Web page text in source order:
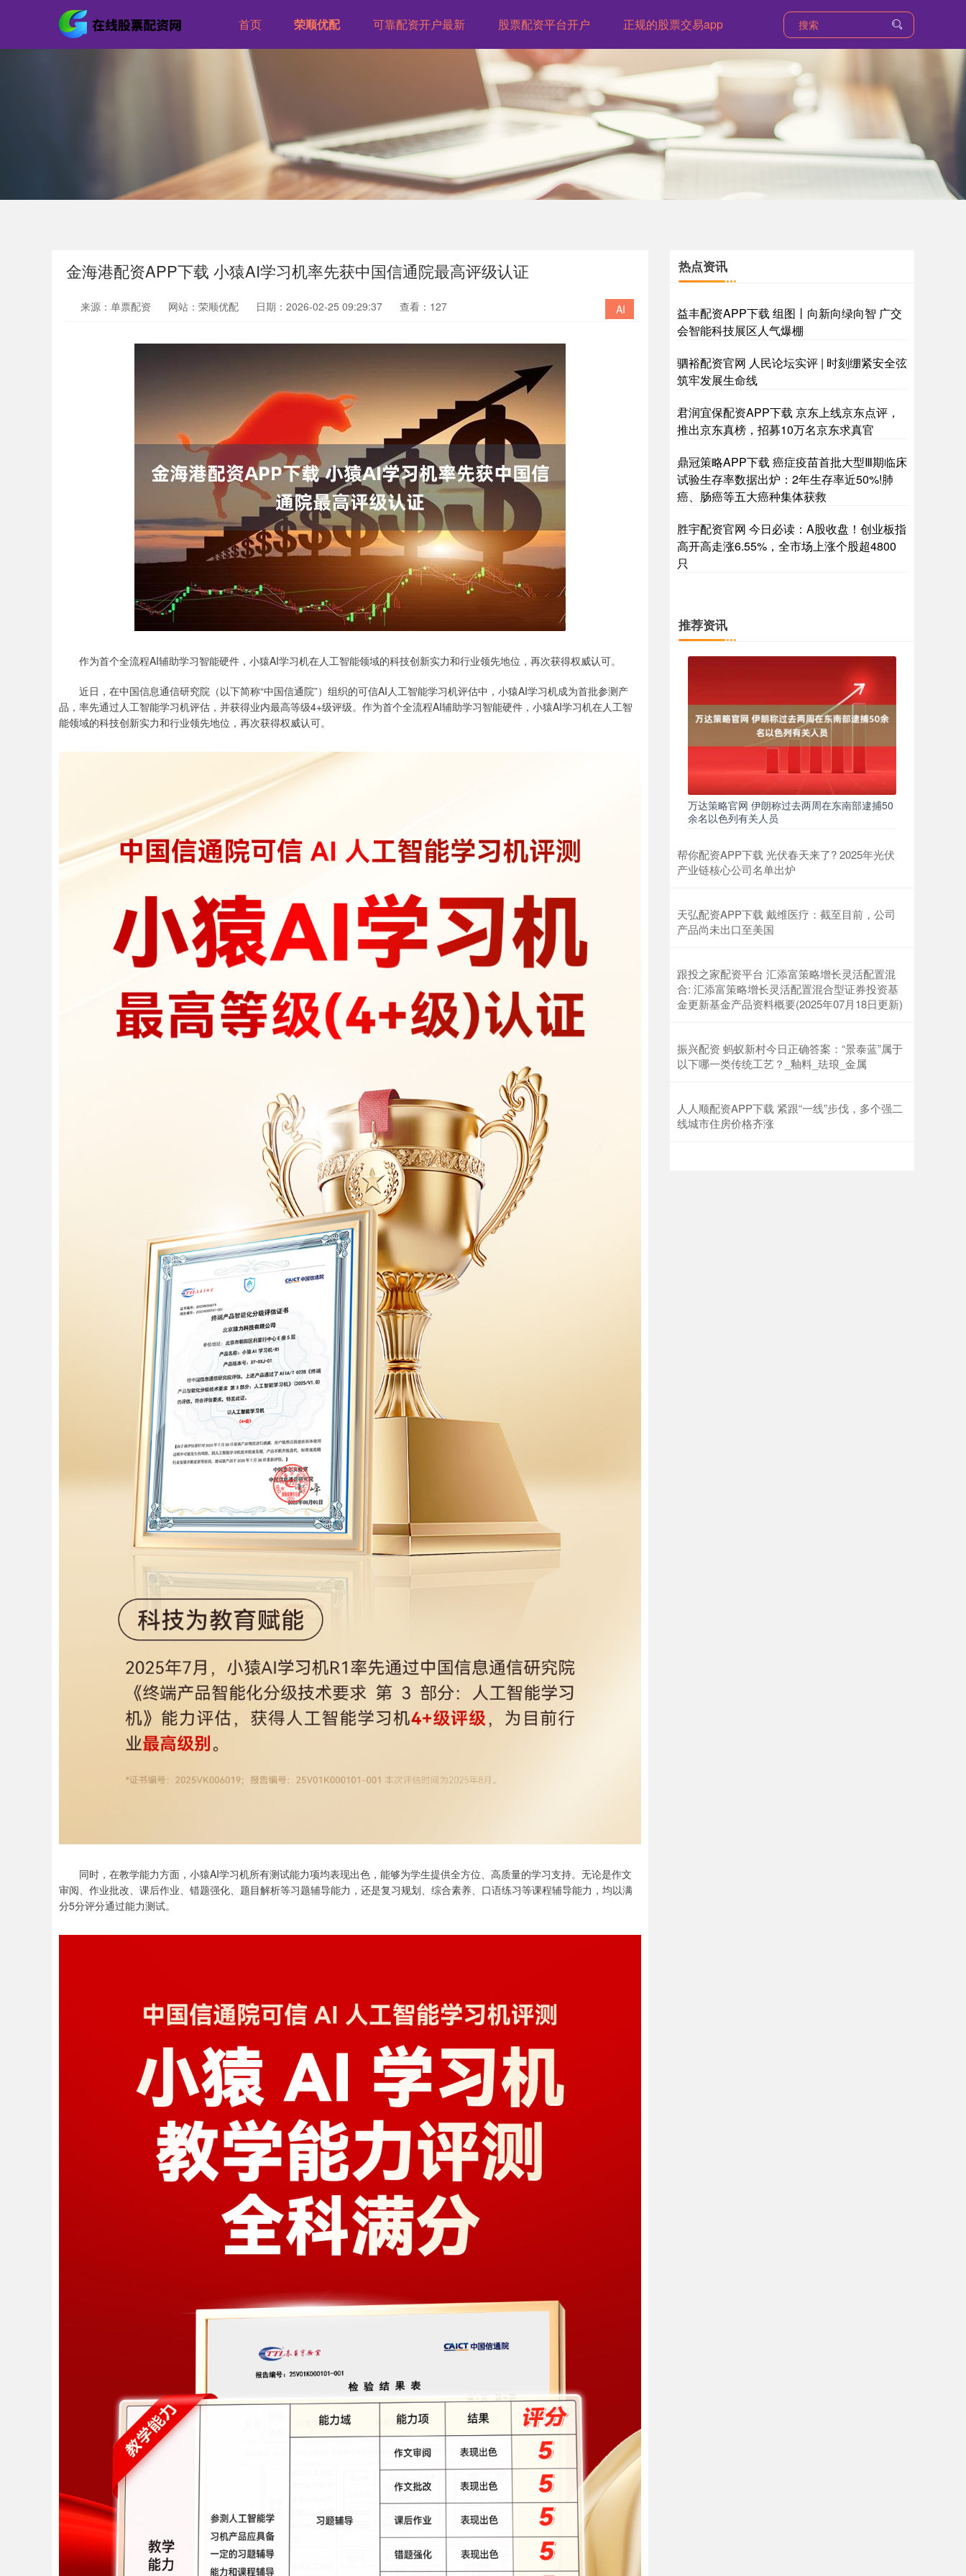
首页 荣顺优配 可靠配资开户最新 股票配资平台开户 正规的股票交易app
金海港配资APP下载 小猿AI学习机率先获中国信通院最高评级认证
AI
来源：单票配资 网站：荣顺优配 日期：2026-02-25 09:29:37 查看：127
作为首个全流程AI辅助学习智能硬件，小猿AI学习机在人工智能领域的科技创新实力和行业领先地位，再次获得权威认可。
近日，在中国信息通信研究院（以下简称“中国信通院”）组织的可信AI人工智能学习机评估中，小猿AI学习机成为首批参测产
品，率先通过人工智能学习机评估，并获得业内最高等级4+级评级。作为首个全流程AI辅助学习智能硬件，小猿AI学习机在人工智
能领域的科技创新实力和行业领先地位，再次获得权威认可。
同时，在教学能力方面，小猿AI学习机所有测试能力项均表现出色，能够为学生提供全方位、高质量的学习支持。无论是作文
审阅、作业批改、课后作业、错题强化、题目解析等习题辅导能力，还是复习规划、综合素养、口语练习等课程辅导能力，均以满
分5分评分通过能力测试。
热点资讯
益丰配资APP下载 组图丨向新向绿向智 广交
会智能科技展区人气爆棚
驷裕配资官网 人民论坛实评 | 时刻绷紧安全弦
筑牢发展生命线
君润宜保配资APP下载 京东上线京东点评，
推出京东真榜，招募10万名京东求真官
鼎冠策略APP下载 癌症疫苗首批大型Ⅲ期临床
试验生存率数据出炉：2年生存率近50%!肺
癌、肠癌等五大癌种集体获救
胜宇配资官网 今日必读：A股收盘！创业板指
高开高走涨6.55%，全市场上涨个股超4800
只
推荐资讯
万达策略官网 伊朗称过去两周在东南部逮捕50
余名以色列有关人员
帮你配资APP下载 光伏春天来了? 2025年光伏
产业链核心公司名单出炉
天弘配资APP下载 戴维医疗：截至目前，公司
产品尚未出口至美国
跟投之家配资平台 汇添富策略增长灵活配置混
合: 汇添富策略增长灵活配置混合型证券投资基
金更新基金产品资料概要(2025年07月18日更新)
振兴配资 蚂蚁新村今日正确答案：“景泰蓝”属于
以下哪一类传统工艺？_釉料_珐琅_金属
人人顺配资APP下载 紧跟“一线”步伐，多个强二
线城市住房价格齐涨